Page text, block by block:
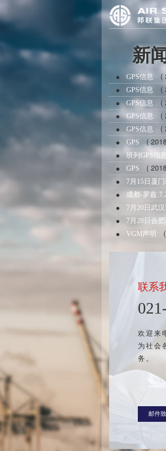
新
● GPS信息
(
●
GPS信息
(
●
GPS信息
(
●
GPS信息
(
●
GPS信息
(
●
GPS
(
●
班列GPS信
●
GPS
(
●
7月15日厦
●
成都-罗兹
●
7月20日武
●
7月28日合
●
VGM声明 (
联系
欢迎来
为社会
务。
邮件